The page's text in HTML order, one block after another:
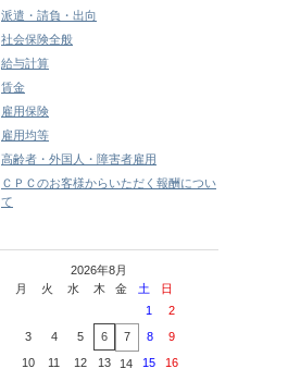
派遣・請負・出向
社会保険全般
給与計算
賃金
雇用保険
雇用均等
高齢者・外国人・障害者雇用
ＣＰＣのお客様からいただく報酬につい
て
2026年8月
月
火 水 木 金 土 日
1
2
3
4 5 6 7 8
9
10
11 12 13 14 15
16